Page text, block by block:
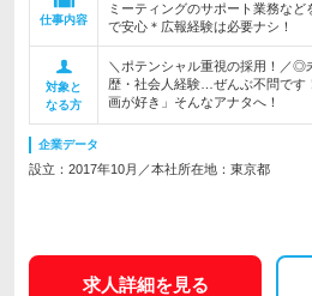
仕事内容
ミーティングのサポート業務な
で安心＊広報経験は必要ナシ！
対象と
なる方
＼ポテンシャル重視の採用！／
歴・社会人経験…ぜんぶ不問です
画が好き」そんなアナタへ！
企業データ
設立：2017年10月／本社所在地：東京都
求人詳細を見る